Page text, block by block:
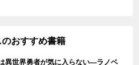
おすすめ書籍
異世界勇者が気に入らない―ラノベ